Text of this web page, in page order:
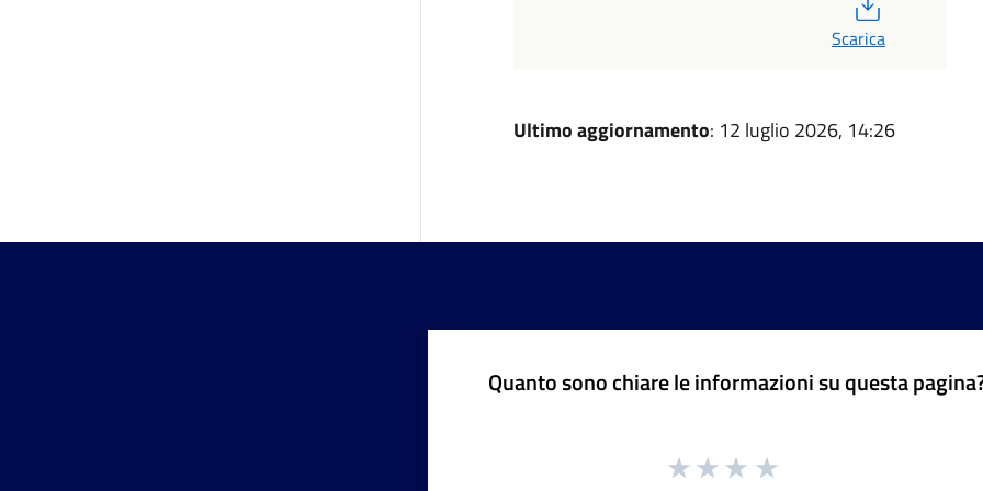
Scarica
Ultimo aggiornamento: 12 luglio 2026, 14:26
Quanto sono chiare le informazioni su questa